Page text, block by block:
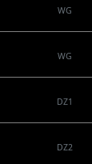
WG
WG
DZ1
DZ2